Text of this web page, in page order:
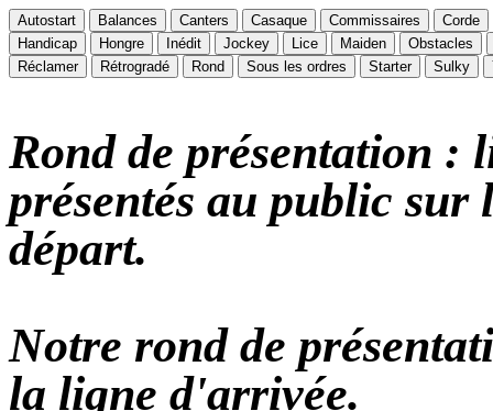
Autostart Balances Canters Casaque Commissaires
Corde
Handicap
Hongre Inédit Jockey Lice Maiden
Obstacles
Réclamer
Rétrogradé Rond Sous les ordres Starter Sulky
Rond de présentation :
présentés au public sur
départ.
Notre rond de
la ligne d'arrivée.